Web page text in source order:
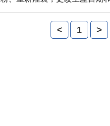
的是，涉嫌公司的生產線已經
粉卻沒有及時下架。
< 1 >